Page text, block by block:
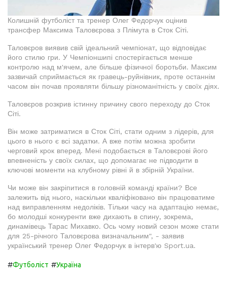
Колишній футболіст та тренер Олег Федорчук оцінив
трансфер Максима Таловєрова з Плімута в Сток Сіті.
Таловєров виявив свій ідеальний чемпіонат, що відповідає
його стилю гри. У Чемпіоншипі спостерігається менше
контролю над м'ячем, але більше фізичної боротьби. Максим
зазвичай сприймається як гравець-руйнівник, проте останнім
часом він почав проявляти більшу різноманітність у своїх діях.
Таловєров розкрив істинну причину свого переходу до Сток
Сіті.
Він може затриматися в Сток Сіті, стати одним з лідерів, для
цього в нього є всі задатки. А вже потім можна зробити
черговий крок вперед. Мені подобається в Таловєрові його
впевненість у своїх силах, що допомагає не підводити в
ключові моменти на клубному рівні й в збірній України.
Чи може він закріпитися в головній команді країни? Все
залежить від нього, наскільки кваліфіковано він працюватиме
над виправленням недоліків. Тільки часу на адаптацію немає,
бо молодші конкуренти вже дихають в спину, зокрема,
динамівець Тарас Михавко. Ось чому новий сезон може стати
для 25-річного Таловєрова визначальним", - заявив
український тренер Олег Федорчук в інтерв'ю Sport.ua.
#Футболіст #Україна